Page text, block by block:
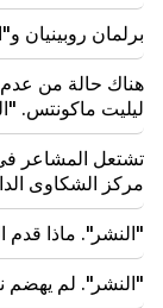
إن القيود غير
الأرمنية إلى
ماتفيينكو
برلمان روبينيان
هناك حالة من عدم
ليليت ماكونتس.
تشتعل المشاعر
مركز الشكاوى
"النشر". ماذا قدم
"النشر". لم يهضم